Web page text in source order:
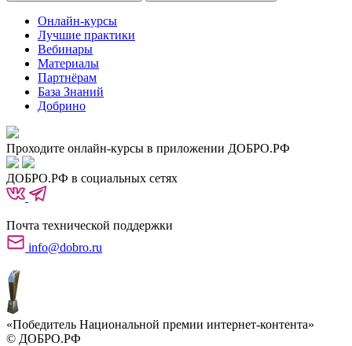
Онлайн-курсы
Лучшие практики
Вебинары
Материалы
Партнёрам
База Знаний
Добрино
Проходите онлайн-курсы в приложении ДОБРО.РФ
ДОБРО.РФ в социальных сетях
Почта технической поддержки
info@dobro.ru
«Победитель Национальной премии интернет-контента»
© ДОБРО.РФ